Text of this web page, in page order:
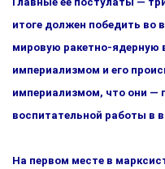
итоге должен победить во
мировую ракетно-ядерную
империализмом и его
империализмом, что они —
воспитательной работы в
На первом месте в